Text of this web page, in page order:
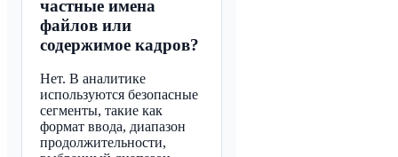
частные имена
файлов или
содержимое кадров?
Нет. В аналитике
используются безопасные
сегменты, такие как
формат ввода, диапазон
продолжительности,